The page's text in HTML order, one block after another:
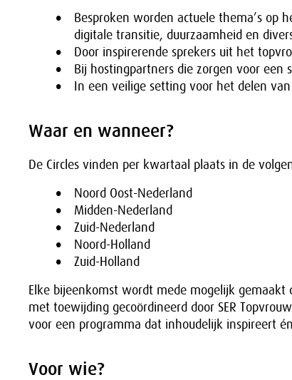
Besproken worden actuele thema’s op
digitale transitie, duurzaamheid en
Door inspirerende sprekers uit het
Bij hostingpartners die zorgen voor een
In een veilige setting voor het delen
Waar en wanneer?
De Circles vinden per kwartaal plaats in de
Noord Oost-Nederland
Midden-Nederland
Zuid-Nederland
Noord-Holland
Zuid-Holland
Elke bijeenkomst wordt mede mogelijk
met toewijding gecoördineerd door SER
voor een programma dat inhoudelijk inspireert
Voor wie?